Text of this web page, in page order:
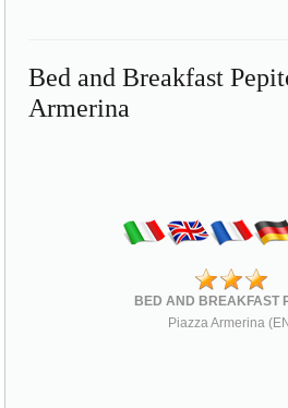
Bed and Breakfast
Armerina
BED AND BREAKFAST
Piazza Armerina